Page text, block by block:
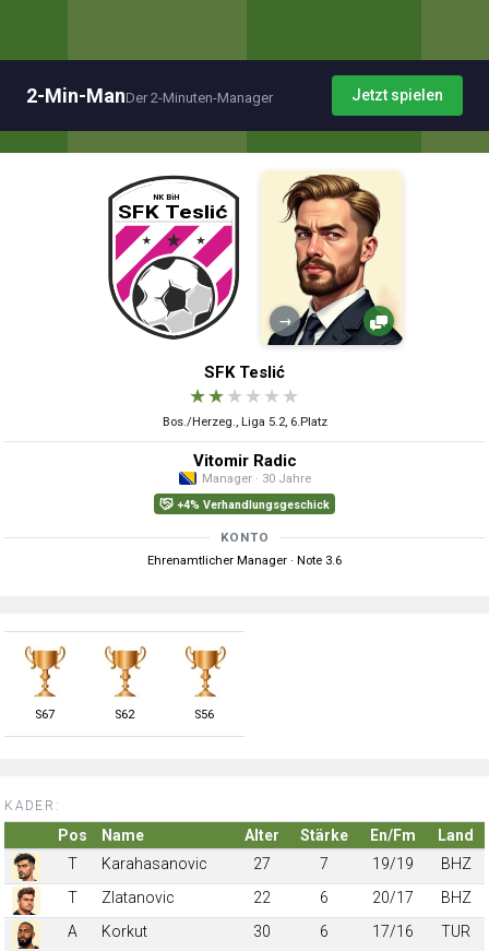
2-Min-ManDer 2-Minuten-Manager Jetzt spielen
→
SFK Teslić
★★★ ★ ★ ★
Bos./Herzeg., Liga 5.2, 6.Platz
Vitomir Radic
Manager · 30 Jahre
+4% Verhandlungsgeschick
KONTO
Ehrenamtlicher Manager · Note 3.6
S67 S62 S56
KADER:
Pos Name Alter Stärke En/Fm
Land
T
Karahasanovic 27 7 19/19
BHZ
T
Zlatanovic 22 6 20/17
BHZ
A
Korkut 30 6 17/16
TUR